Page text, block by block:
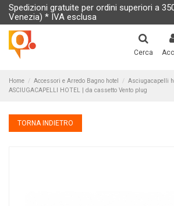
Spedizioni gratuite per ordini superiori a
Venezia) * IVA esclusa
Cerca
Home Accessori e Arredo Bagno hotel
Asciugacapelli
ASCIUGACAPELLI HOTEL | da cassetto Vento plug
TORNA INDIETRO